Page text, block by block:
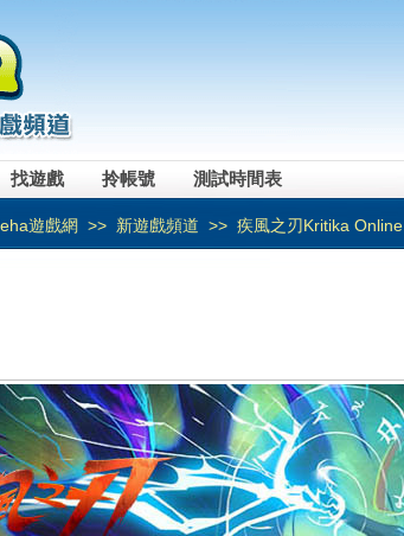
找遊戲 拎帳號 測試時間表
遊戲網 >> 新遊戲頻道 >> 疾風之刃Kritika Online